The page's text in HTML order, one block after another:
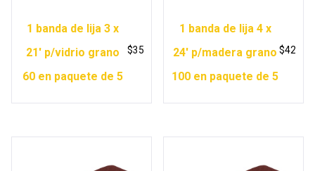
1 banda de lija 3 x
21′ p/vidrio grano
60 en paquete de 5
$35
1 banda de lija 4 x
24′ p/madera grano
100 en paquete de 5
$42